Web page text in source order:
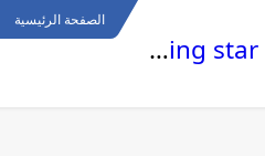
الصفحة الرئيسية